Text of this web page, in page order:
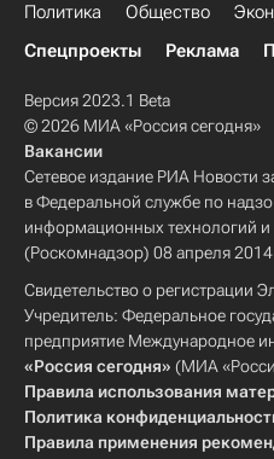
Политика Общество
Спецпроекты
Реклама
Версия 2023.1 Beta
© 2026 МИА «Россия сегодня»
Вакансии
Сетевое издание РИА Новости
в Федеральной службе по
информационных технологий
(Роскомнадзор) 08 апреля 2014
Свидетельство о
Учредитель: Федеральное
предприятие Международное
«Россия сегодня» (МИА
Правила использования
Политика
Правила применения